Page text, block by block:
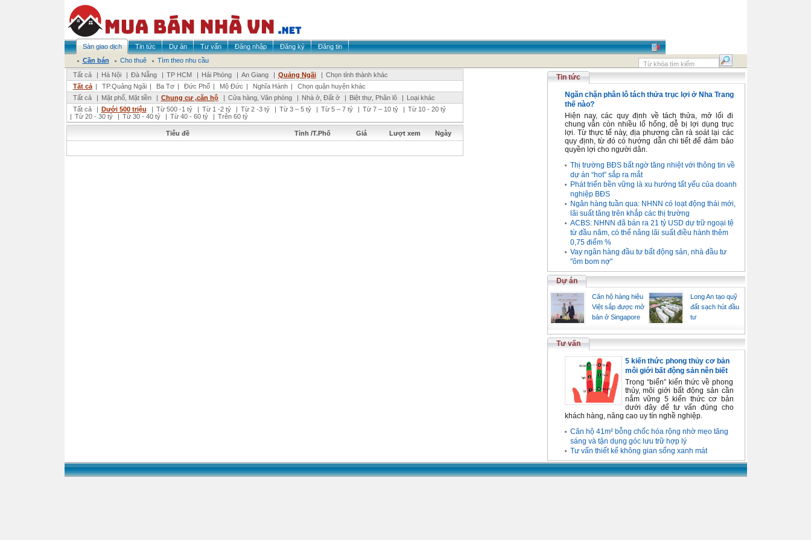
Sàn giao dịch Tin tức Dự án Tư vấn Đăng nhập Đăng ký
Đăng tin
Cần bán
Cho thuê
Tìm theo nhu cầu
Tất cả
| Hà Nội | Đà Nẵng | TP HCM | Hải Phòng | An Giang | Quảng Ngãi | Chọn tỉnh thành khác
Tất cả | TP.Quảng Ngãi | Ba Tơ | Đức Phổ | Mộ Đức | Nghĩa Hành |
Chọn quận huyện khác
Tất cả
| Mặt phố, Mặt tiền | Chung cư ,căn hộ | Cửa hàng, Văn phòng | Nhà ở, Đất ở | Biệt thự, Phân lô | Loại khác
Tất cả
| Dưới 500 triệu | Từ 500 -1 tỷ | Từ 1 -2 tỷ | Từ 2 -3 tỷ | Từ 3 – 5 tỷ | Từ 5 – 7 tỷ | Từ 7 – 10 tỷ | Từ 10 - 20 tỷ
| Từ 20 - 30 tỷ | Từ 30 - 40 tỷ | Từ 40 - 60 tỷ | Trên 60 tỷ
Tiêu đề Tỉnh /T.Phố Giá Lượt xem Ngày
Tin tức
Ngăn chặn phân lô tách thửa trục lợi ở Nha Trang
thế nào?
Hiện nay, các quy định về tách thửa, mở lối đi
chung vẫn còn nhiều lổ hổng, dễ bị lợi dụng trục
lợi. Từ thực tế này, địa phương cần rà soát lại các
quy định, từ đó có hướng dẫn chi tiết để đảm bảo
quyền lợi cho người dân.
Thị trường BĐS bất ngờ tăng nhiệt với thông tin về
dự án “hot” sắp ra mắt
Phát triển bền vững là xu hướng tất yếu của doanh
nghiệp BĐS
Ngân hàng tuần qua: NHNN có loạt động thái mới,
lãi suất tăng trên khắp các thị trường
ACBS: NHNN đã bán ra 21 tỷ USD dự trữ ngoại tệ
từ đầu năm, có thể nâng lãi suất điều hành thêm
0,75 điểm %
Vay ngân hàng đầu tư bất động sản, nhà đầu tư
"ôm bom nợ"
Dự án
Căn hộ hàng hiệu
Việt sắp được mở
bán ở Singapore
Long An tạo quỹ
đất sạch hút đầu
tư
Tư vấn
5 kiến thức phong thủy cơ bản
môi giới bất động sản nên biết
Trong “biển” kiến thức về phong
thủy, môi giới bất động sản cần
nắm vững 5 kiến thức cơ bản
dưới đây để tư vấn đúng cho
khách hàng, nâng cao uy tín nghề nghiệp.
Căn hộ 41m² bỗng chốc hóa rộng nhờ mẹo tăng
sáng và tận dụng góc lưu trữ hợp lý
Tư vấn thiết kế không gian sống xanh mát